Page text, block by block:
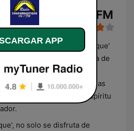
106.1 FM
como 'La Chaparrastique'
esta emisora es el alma de
Su selección musical
que invita a bailar hasta las
corazón, reflejando el espíritu
no solo se disfruta de
APP